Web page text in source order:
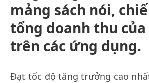
mảng sách nói,
tổng doanh thu của
trên các ứng dụng.
Đạt tốc độ tăng trưởng cao